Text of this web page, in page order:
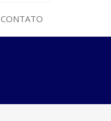
CONTATO